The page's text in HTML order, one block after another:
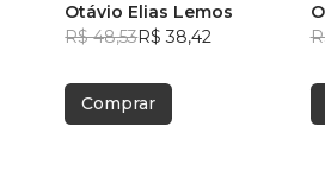
Otávio Elias Lemos
R$ 48,53R$ 38,42
Comprar